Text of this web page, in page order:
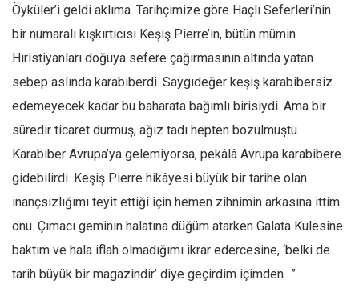
Öyküler’i geldi aklıma. Tarihçimize göre Haçlı Seferleri’nin
bir numaralı kışkırtıcısı Keşiş Pierre’in, bütün mümin
Hıristiyanları doğuya sefere çağırmasının altında yatan
sebep aslında karabiberdi. Saygıdeğer keşiş karabibersiz
edemeyecek kadar bu baharata bağımlı birisiydi. Ama bir
süredir ticaret durmuş, ağız tadı hepten bozulmuştu.
Karabiber Avrupa’ya gelemiyorsa, pekâlâ Avrupa karabibere
gidebilirdi. Keşiş Pierre hikâyesi büyük bir tarihe olan
inançsızlığımı teyit ettiği için hemen zihnimin arkasına ittim
onu. Çımacı geminin halatına düğüm atarken Galata Kulesine
baktım ve hala iflah olmadığımı ikrar edercesine, ‘belki de
tarih büyük bir magazindir’ diye geçirdim içimden…”